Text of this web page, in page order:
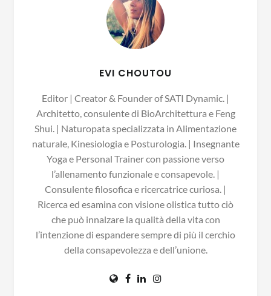
EVI CHOUTOU
Editor | Creator & Founder of SATI Dynamic. |
Architetto, consulente di BioArchitettura e Feng
Shui. | Naturopata specializzata in Alimentazione
naturale, Kinesiologia e Posturologia. | Insegnante
Yoga e Personal Trainer con passione verso
l’allenamento funzionale e consapevole. |
Consulente filosofica e ricercatrice curiosa. |
Ricerca ed esamina con visione olistica tutto ciò
che può innalzare la qualità della vita con
l’intenzione di espandere sempre di più il cerchio
della consapevolezza e dell’unione.